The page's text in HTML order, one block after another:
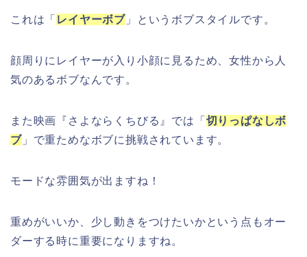
これは「 レイヤーボブ 」というボブスタイルです。
顔周りにレイヤーが入り小顔に見るため、女性から人
気のあるボブなんです。
また映画『さよならくちびる』では「 切りっぱなしボ
ブ」で重ためなボブに挑戦されています。
モードな雰囲気が出ますね！
重めがいいか、少し動きをつけたいかという点もオー
ダーする時に重要になりますね。